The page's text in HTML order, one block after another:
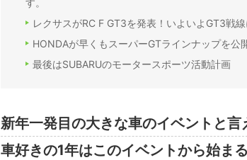
す。
レクサスがRC F GT3を発表！いよいよGT3戦
HONDAが早くもスーパーGTラインナップを公
最後はSUBARUのモータースポーツ活動計画
新年一発目の大きな車のイベントと
車好きの1年はこのイベントから始ま